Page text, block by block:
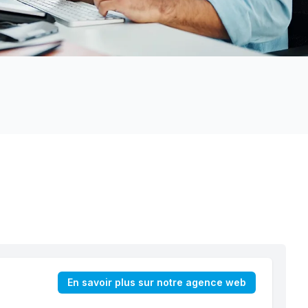
En savoir plus sur notre agence web